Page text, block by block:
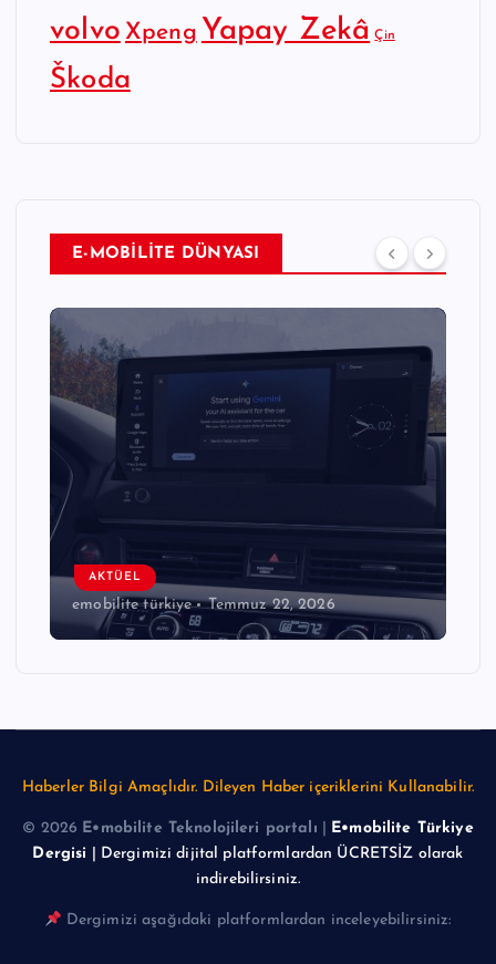
volvo Xpeng Yapay Zekâ Çin
Škoda
E-MOBİLİTE DÜNYASI
AKTÜEL
emobilite türkiye Temmuz 22, 2026
Haberler Bilgi Amaçlıdır. Dileyen Haber içeriklerini Kullanabilir.
© 2026 E•mobilite Teknolojileri portalı
E•mobilite Türkiye
Dergisi | Dergimizi dijital platformlardan ÜCRETSİZ olarak
indirebilirsiniz.
Dergimizi aşağıdaki platformlardan inceleyebilirsiniz: